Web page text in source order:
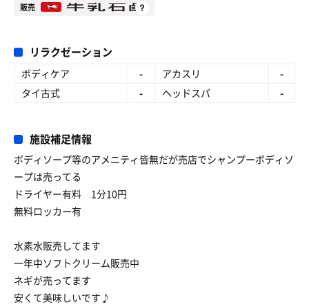
販売
リラクゼーション
ボディケア - アカスリ
-
タイ古式
- ヘッドスパ -
施設補足情報
ボディソープ等のアメニティ皆無だが売店でシャンプーボディソ
ープは売ってる
ドライヤー有料 1分10円
無料ロッカー有
水素水販売してます
一年中ソフトクリーム販売中
ネギが売ってます
安くて美味しいです♪